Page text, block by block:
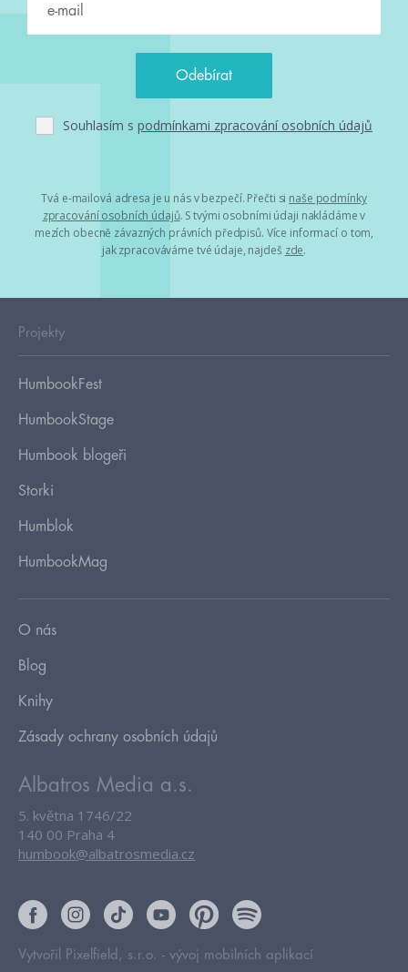
Souhlasím s podmínkami zpracování osobních údajů
Tvá e-mailová adresa je u nás v bezpečí. Přečti si naše podmínky
zpracování osobních údajů. S tvými osobními údaji nakládáme v
mezích obecně závazných právních předpisů. Více informací o tom,
jak zpracováváme tvé údaje, najdeš zde.
Projekty
HumbookFest
HumbookStage
Humbook blogeři
Storki
Humblok
HumbookMag
O nás
Blog
Knihy
Zásady ochrany osobních údajů
Albatros Media a.s.
5. května 1746/22
140 00 Praha 4
humbook@albatrosmedia.cz
Vytvořil Pixelfield, s.r.o. - vývoj mobilních aplikací